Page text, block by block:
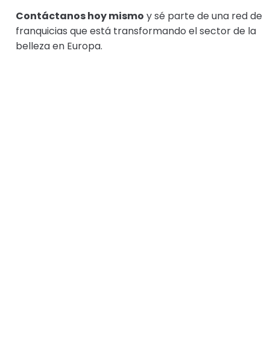
Contáctanos hoy mismo y sé parte de una red de
franquicias que está transformando el sector de la
belleza en Europa.